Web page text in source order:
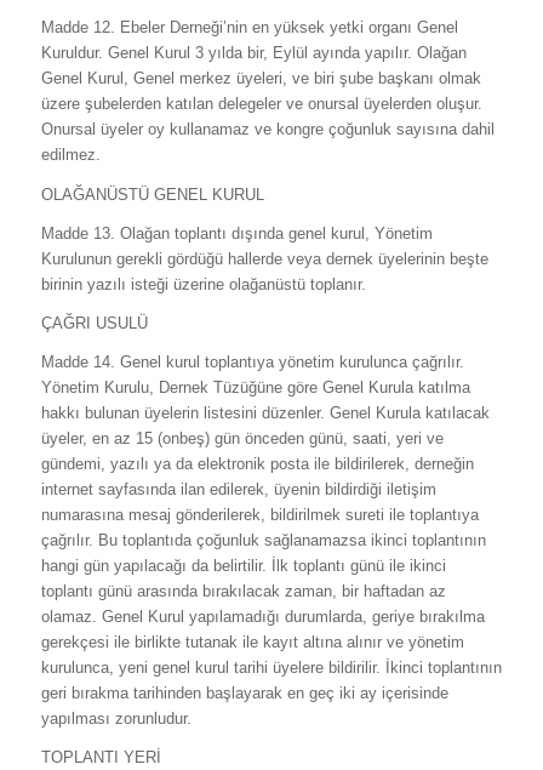
Madde 12. Ebeler Derneği’nin en yüksek yetki organı Genel
Kuruldur. Genel Kurul 3 yılda bir, Eylül ayında yapılır. Olağan
Genel Kurul, Genel merkez üyeleri, ve biri şube başkanı olmak
üzere şubelerden katılan delegeler ve onursal üyelerden oluşur.
Onursal üyeler oy kullanamaz ve kongre çoğunluk sayısına dahil
edilmez.
OLAĞANÜSTÜ GENEL KURUL
Madde 13. Olağan toplantı dışında genel kurul, Yönetim
Kurulunun gerekli gördüğü hallerde veya dernek üyelerinin beşte
birinin yazılı isteği üzerine olağanüstü toplanır.
ÇAĞRI USULÜ
Madde 14. Genel kurul toplantıya yönetim kurulunca çağrılır.
Yönetim Kurulu, Dernek Tüzüğüne göre Genel Kurula katılma
hakkı bulunan üyelerin listesini düzenler. Genel Kurula katılacak
üyeler, en az 15 (onbeş) gün önceden günü, saati, yeri ve
gündemi, yazılı ya da elektronik posta ile bildirilerek, derneğin
internet sayfasında ilan edilerek, üyenin bildirdiği iletişim
numarasına mesaj gönderilerek, bildirilmek sureti ile toplantıya
çağrılır. Bu toplantıda çoğunluk sağlanamazsa ikinci toplantının
hangi gün yapılacağı da belirtilir. İlk toplantı günü ile ikinci
toplantı günü arasında bırakılacak zaman, bir haftadan az
olamaz. Genel Kurul yapılamadığı durumlarda, geriye bırakılma
gerekçesi ile birlikte tutanak ile kayıt altına alınır ve yönetim
kurulunca, yeni genel kurul tarihi üyelere bildirilir. İkinci toplantının
geri bırakma tarihinden başlayarak en geç iki ay içerisinde
yapılması zorunludur.
TOPLANTI YERİ